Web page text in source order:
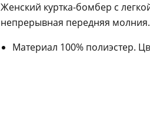
Женский куртка-бомбер с
непрерывная передняя
Материал 100% полиэстер.